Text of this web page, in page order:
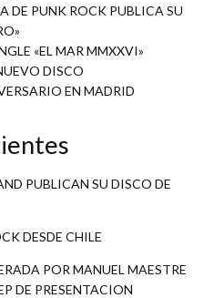
DE PUNK ROCK PUBLICA SU
«EL MAR MMXXVI»
DISCO
EN MADRID
PUBLICAN SU DISCO DE
DESDE CHILE
POR MANUEL MAESTRE
DE PRESENTACION